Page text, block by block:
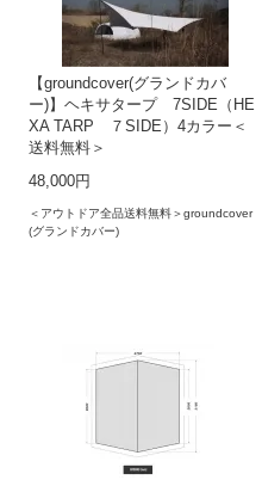
【groundcover(グランドカバ
ー)】ヘキサタープ 7SIDE（HE
XA TARP ７SIDE）4カラー＜
送料無料＞
48,000円
＜アウトドア全品送料無料＞groundcover
(グランドカバー)